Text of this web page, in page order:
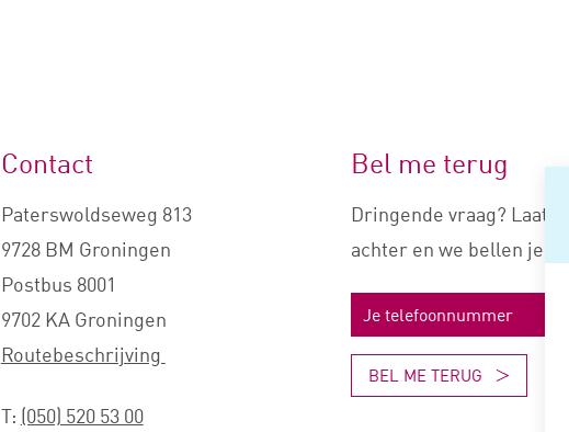
Contact
Paterswoldseweg 813
9728 BM Groningen
Postbus 8001
9702 KA Groningen
Routebeschrijving
T: (050) 520 53 00
Bel me terug
Dringende vraag? Laat je
achter en we bellen je
BEL ME TERUG